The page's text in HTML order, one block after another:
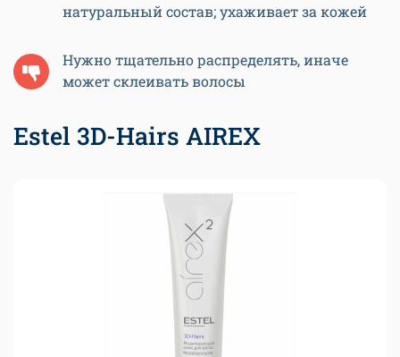
натуральный состав; ухаживает за кожей
Нужно тщательно распределять, иначе
может склеивать волосы
Estel 3D-Hairs AIREX